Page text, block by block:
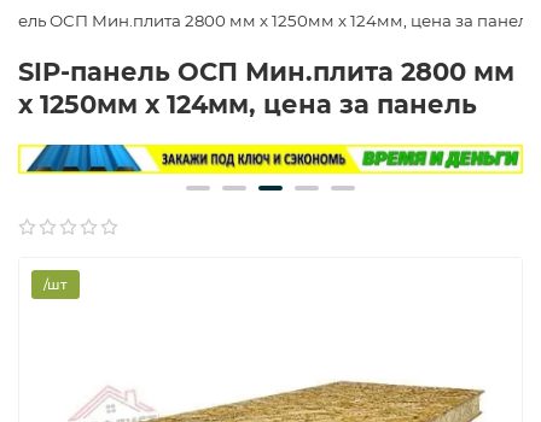
ОСП Мин.плита 2800 мм х 1250мм х 124мм, цена за панель
SIP-панель ОСП Мин.плита 2800 мм
х 1250мм х 124мм, цена за панель
/шт